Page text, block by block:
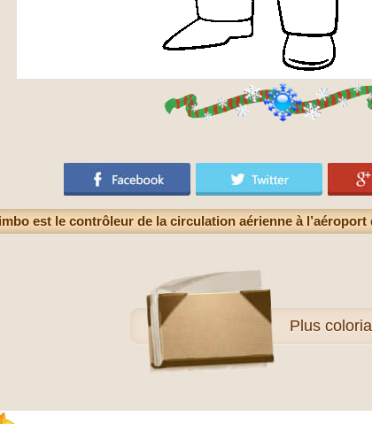
est le contrôleur de la circulation aérienne à
Plus